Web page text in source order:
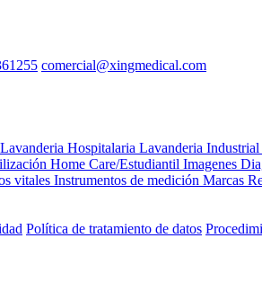
comercial@xingmedical.com
Lavanderia Hospitalaria Lavanderia Industrial
Home Care/Estudiantil Imagenes
vitales Instrumentos de medición Marcas
Política de tratamiento de datos